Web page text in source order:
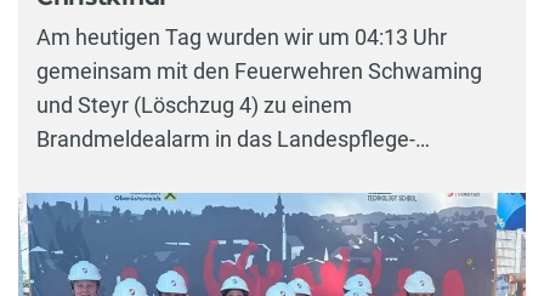
Am heutigen Tag wurden wir um 04:13 Uhr
gemeinsam mit den Feuerwehren Schwaming
und Steyr (Löschzug 4) zu einem
Brandmeldealarm in das Landespflege-…